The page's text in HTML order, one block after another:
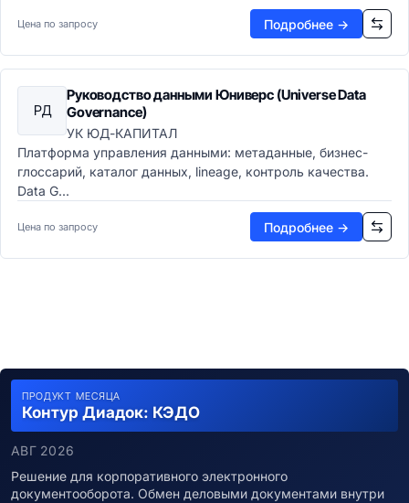
Совместная работа
Виртуальные доски
Файлообменники
Браузеры и интернет
Веб-браузеры
Расширения для браузеров
ИТ-инфраструктура
Операционные системы и системное ПО
Серверные ОС
PaaS платформы
Service Mesh
СУБД и хранилища
Реляционные СУБД
NoSQL базы данных
Цена по запросу Подробнее →
РД
Руководство данными Юниверс (Universe Data
Governance)
УК ЮД-КАПИТАЛ
Платформа управления данными: метаданные, бизнес-
глоссарий, каталог данных, lineage, контроль качества.
Data G...
Цена по запросу Подробнее →
ПРОДУКТ МЕСЯЦА
Контур Диадок: КЭДО
АВГ 2026
Решение для корпоративного электронного
документооборота. Обмен деловыми документами внутри